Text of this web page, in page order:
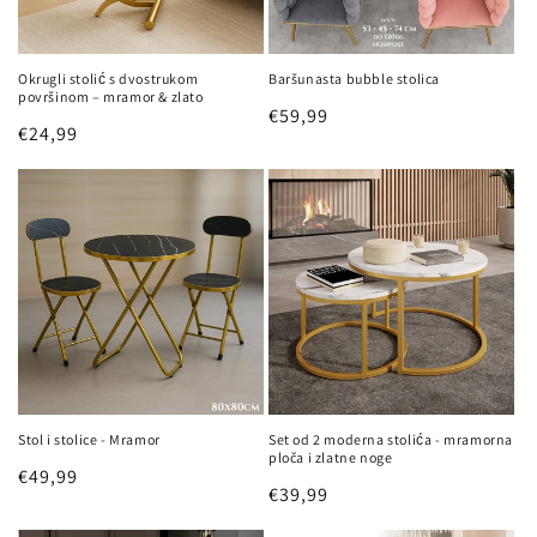
a
:
Okrugli stolić s dvostrukom
površinom – mramor & zlato
Redovna
cijena
€24,99
Baršunasta bubble stolica
Redovna
€59,99
Stol i stolice - Mramor
Redovna
€49,99
Set od 2 moderna stolića - mramorna
ploča i zlatne noge
Redovna
€39,99